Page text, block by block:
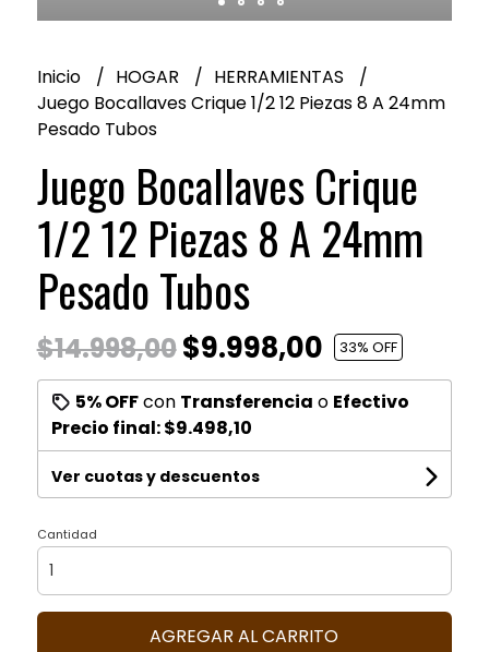
Inicio HOGAR
HERRAMIENTAS
Juego Bocallaves Crique 1/2 12 Piezas 8 A 24mm
Pesado Tubos
Juego Bocallaves Crique
1/2 12 Piezas 8 A 24mm
Pesado Tubos
$14.998,00$9.998,00 33% OFF
5% OFFcon Transferencia o Efectivo
Precio final:$9.498,10
Ver cuotas y descuentos
Cantidad
AGREGAR AL CARRITO